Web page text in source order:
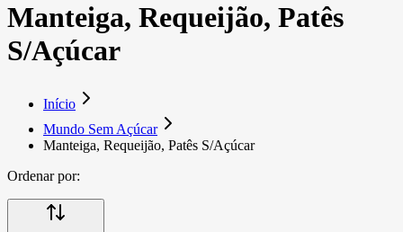
Manteiga, Requeijão, Patês
S/Açúcar
Início
Mundo Sem Açúcar
Manteiga, Requeijão, Patês S/Açúcar
Ordenar por: